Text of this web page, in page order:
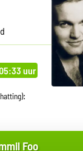
uur
:
Foo